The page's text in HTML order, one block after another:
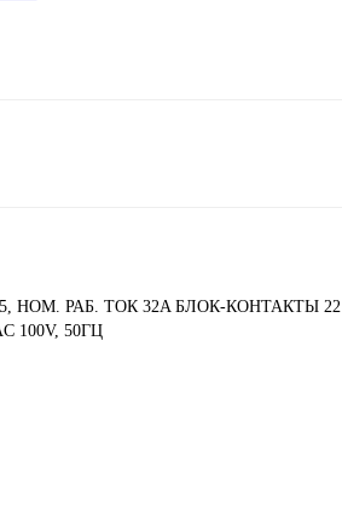
НОМ. РАБ. ТОК 32A БЛОК-КОНТАКТЫ 22
100V, 50ГЦ